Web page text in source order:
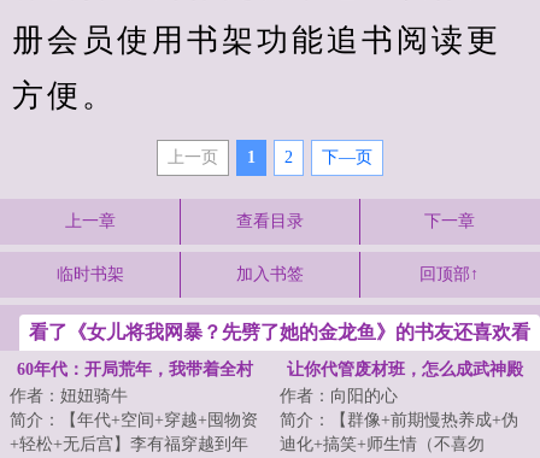
册会员使用书架功能追书阅读更
方便。
上一页 1 2 下—页
上一章 查看目录 下一章
临时书架 加入书签 回顶部↑
看了《女儿将我网暴？先劈了她的金龙鱼》的书友还喜欢看
60年代：开局荒年，我带着全村
吃肉
作者：妞妞骑牛
简介：【年代+空间+穿越+囤物资
+轻松+无后宫】李有福穿越到年
让你代管废材班，怎么成武神殿
了
作者：向阳的心
简介：【群像+前期慢热养成+伪
迪化+搞笑+师生情（不喜勿